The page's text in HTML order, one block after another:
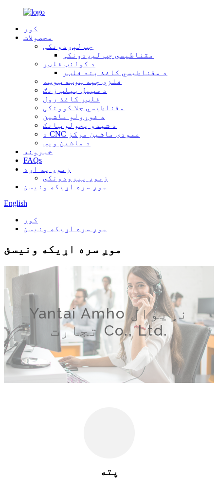
کور
محصولات
چپ لېږدونکی
مقناطیسي چپ لیږدونکی
د کولنټ فلټر
د مقناطیسي کاغذ بند فلټر
فلزي چپه ټوټه ټوټه
د سټیل بیلټ زنګ
فلټر کاغذ رول
مقناطیسي جلا کوونکی
د غوړولو ماشین
د شیدو یخولو ټانک
د CNC عمودی ماشین مرکز
د ماشین ویس
خبرونه
FAQs
زموږ په اړه
زموږ پیرودونکي
موږ سره اړیکه ونیسئ
English
کور
موږ سره اړیکه ونیسئ
موږ سره اړیکه ونیسئ
Yantai Amho نړیوال
تجارت Co., Ltd.
پته